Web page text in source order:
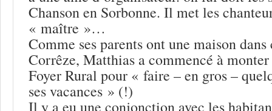
Chanson en Sorbonne. Il met les
« maître »…
Comme ses parents ont une maison
Corrêze, Matthias a commencé à
Foyer Rural pour « faire – en gros –
ses vacances » (!)
Il y a eu une conjonction avec les